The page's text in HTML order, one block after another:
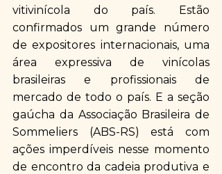
vitivinícola do país. Estão
confirmados um grande número
de expositores internacionais, uma
área expressiva de vinícolas
brasileiras e profissionais de
mercado de todo o país. E a seção
gaúcha da Associação Brasileira de
Sommeliers (ABS-RS) está com
ações imperdíveis nesse momento
de encontro da cadeia produtiva e